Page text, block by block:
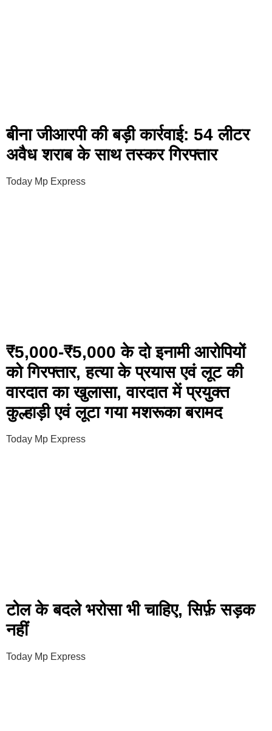
बीना जीआरपी की बड़ी कार्रवाई: 54 लीटर
अवैध शराब के साथ तस्कर गिरफ्तार
Today Mp Express
₹5,000-₹5,000 के दो इनामी आरोपियों
को गिरफ्तार, हत्या के प्रयास एवं लूट की
वारदात का खुलासा, वारदात में प्रयुक्त
कुल्हाड़ी एवं लूटा गया मशरूका बरामद
Today Mp Express
टोल के बदले भरोसा भी चाहिए, सिर्फ़ सड़क
नहीं
Today Mp Express